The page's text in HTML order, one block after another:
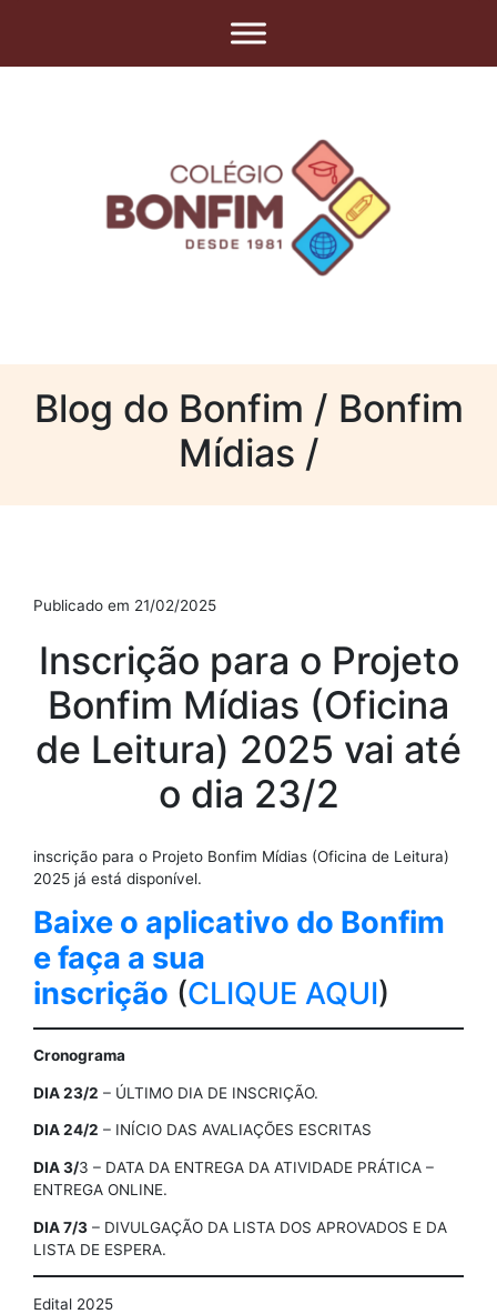
Blog do Bonfim / Bonfim
Mídias /
Publicado em 21/02/2025
Inscrição para o Projeto
Bonfim Mídias (Oficina
de Leitura) 2025 vai até
o dia 23/2
inscrição para o Projeto Bonfim Mídias (Oficina de Leitura)
2025 já está disponível.
Baixe o aplicativo do Bonfim
e faça a sua
inscrição (CLIQUE AQUI)
Cronograma
DIA 23/2 – ÚLTIMO DIA DE INSCRIÇÃO.
DIA 24/2 – INÍCIO DAS AVALIAÇÕES ESCRITAS
DIA 3/3 – DATA DA ENTREGA DA ATIVIDADE PRÁTICA –
ENTREGA ONLINE.
DIA 7/3 – DIVULGAÇÃO DA LISTA DOS APROVADOS E DA
LISTA DE ESPERA.
Edital 2025